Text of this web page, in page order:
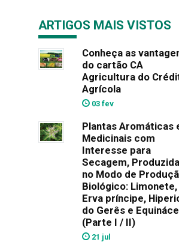
ARTIGOS MAIS VISTOS
Conheça as
do cartão CA
Agricultura do
Agrícola
03 fev
Plantas Aromáticas
Medicinais com
Interesse para
Secagem,
no Modo de
Biológico: Limonete,
Erva príncipe,
do Gerês e
(Parte I / II)
21 jul